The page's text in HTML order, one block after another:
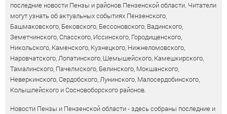
последние новости Пензы и районов Пензенской области. Читатели
могут узнать об актуальных событиях Пензенского,
Башмаковского, Бековского, Бессоновского, Вадинского,
Земетчинского, Спасского, Иссинского, Городищенского,
Никольского, Каменского, Кузнецкого, Нижнеломовского,
Наровчатского, Лопатинского, Шемышейского, Камешкирского,
Тамалинского, Пачелмского, Белинского, Мокшанского,
Неверкинского, Сердобского, Лунинского, Малосердобинского,
Колышлейского и Сосновоборского районов.
Новости Пензы и Пензенской области - здесь собраны последние и